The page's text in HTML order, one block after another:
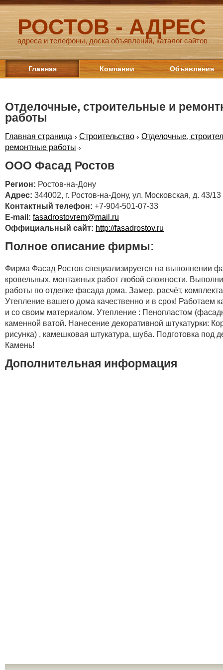
РОСТОВ - АДРЕС
адреса и телефоны, доска объявлений, каталог сайтов
Главная Компании Объявления
Отделочные, строительные и
работы
Главная страница Строительство
Отделочные,
ремонтные работы
ООО Фасад Ростов
Регион: Ростов-на-Дону
Адрес: 344002, г. Ростов-на-Дону, ул. Московская, д. 43/13
Контактный телефон: +7-904-501-07-33
E-mail: fasadrostovrem@mail.ru
Оффициальный сайт: http://fasadrostov.ru
Полное описание фирмы:
Фирма Фасад Ростов специализируется на выполнении
кровельных, монтажных работ любой сложности.
работы по отделке фасада дома. Замер, расчёт,
Утепление вашего дома качественно и в срок! Работаем
и со своим материалом. Утепление : Пенопластом
каменной ватой. Нанесение декоративной штукатурки:
рисунка) , камешковая штукатура, шуба. Подготовка под
Камень!
Дополнительная информация